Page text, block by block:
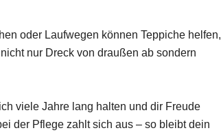
oder Laufwegen können Teppiche helfen,
nur Dreck von draußen ab sondern
viele Jahre lang halten und dir Freude
der Pflege zahlt sich aus – so bleibt dein